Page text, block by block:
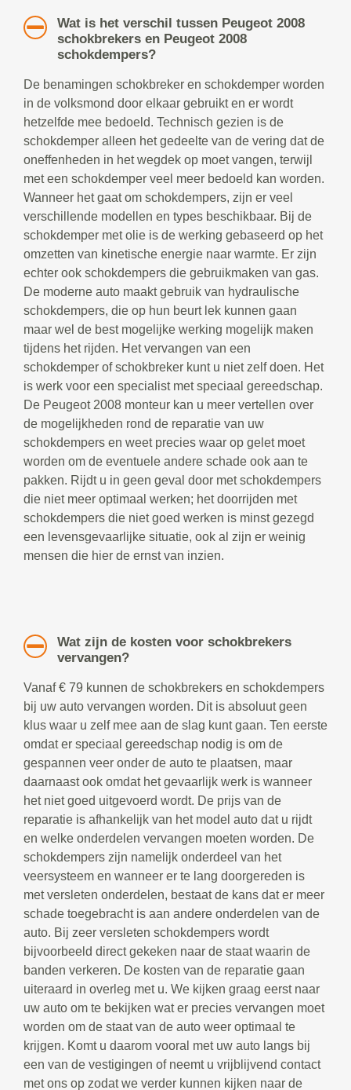
Wat is het verschil tussen Peugeot 2008
schokbrekers en Peugeot 2008
schokdempers?
De benamingen schokbreker en schokdemper worden
in de volksmond door elkaar gebruikt en er wordt
hetzelfde mee bedoeld. Technisch gezien is de
schokdemper alleen het gedeelte van de vering dat de
oneffenheden in het wegdek op moet vangen, terwijl
met een schokdemper veel meer bedoeld kan worden.
Wanneer het gaat om schokdempers, zijn er veel
verschillende modellen en types beschikbaar. Bij de
schokdemper met olie is de werking gebaseerd op het
omzetten van kinetische energie naar warmte. Er zijn
echter ook schokdempers die gebruikmaken van gas.
De moderne auto maakt gebruik van hydraulische
schokdempers, die op hun beurt lek kunnen gaan
maar wel de best mogelijke werking mogelijk maken
tijdens het rijden. Het vervangen van een
schokdemper of schokbreker kunt u niet zelf doen. Het
is werk voor een specialist met speciaal gereedschap.
De Peugeot 2008 monteur kan u meer vertellen over
de mogelijkheden rond de reparatie van uw
schokdempers en weet precies waar op gelet moet
worden om de eventuele andere schade ook aan te
pakken. Rijdt u in geen geval door met schokdempers
die niet meer optimaal werken; het doorrijden met
schokdempers die niet goed werken is minst gezegd
een levensgevaarlijke situatie, ook al zijn er weinig
mensen die hier de ernst van inzien.
Wat zijn de kosten voor schokbrekers
vervangen?
Vanaf € 79 kunnen de schokbrekers en schokdempers
bij uw auto vervangen worden. Dit is absoluut geen
klus waar u zelf mee aan de slag kunt gaan. Ten eerste
omdat er speciaal gereedschap nodig is om de
gespannen veer onder de auto te plaatsen, maar
daarnaast ook omdat het gevaarlijk werk is wanneer
het niet goed uitgevoerd wordt. De prijs van de
reparatie is afhankelijk van het model auto dat u rijdt
en welke onderdelen vervangen moeten worden. De
schokdempers zijn namelijk onderdeel van het
veersysteem en wanneer er te lang doorgereden is
met versleten onderdelen, bestaat de kans dat er meer
schade toegebracht is aan andere onderdelen van de
auto. Bij zeer versleten schokdempers wordt
bijvoorbeeld direct gekeken naar de staat waarin de
banden verkeren. De kosten van de reparatie gaan
uiteraard in overleg met u. We kijken graag eerst naar
uw auto om te bekijken wat er precies vervangen moet
worden om de staat van de auto weer optimaal te
krijgen. Komt u daarom vooral met uw auto langs bij
een van de vestigingen of neemt u vrijblijvend contact
met ons op zodat we verder kunnen kijken naar de